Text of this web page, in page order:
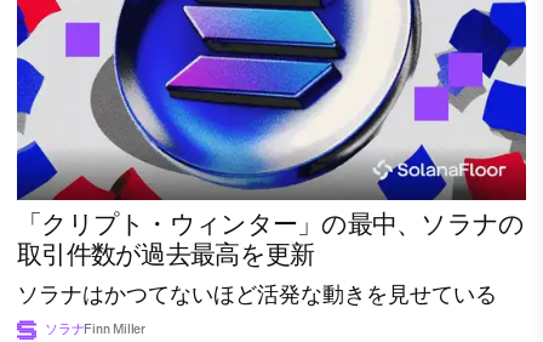
「クリプト・ウィンター」の最中、ソラナの
取引件数が過去最高を更新
ソラナはかつてないほど活発な動きを見せている
ソラナFinn Miller